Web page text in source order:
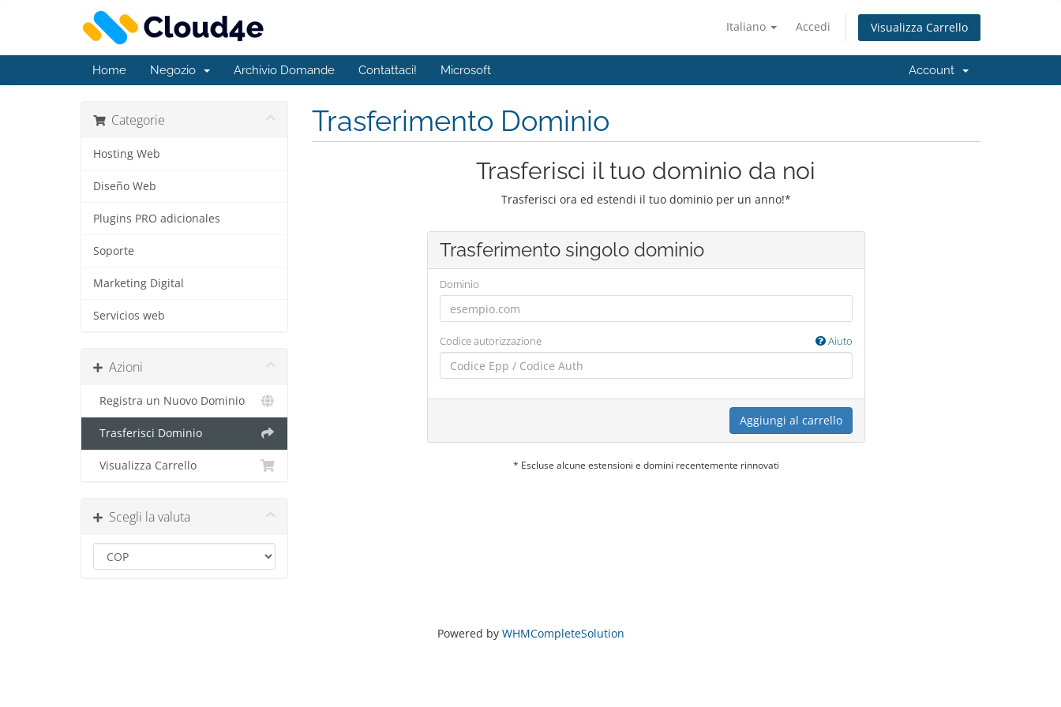
Italiano Accedi Visualizza Carrello
Home Negozio Archivio Domande Contattaci! Microsoft Account
Categorie
Hosting Web
Diseño Web
Plugins PRO adicionales
Soporte
Marketing Digital
Servicios web
Azioni
Registra un Nuovo Dominio
Trasferisci Dominio
Visualizza Carrello
Scegli la valuta
Trasferimento Dominio
Trasferisci il tuo dominio da noi
Trasferisci ora ed estendi il tuo dominio per un anno!*
Trasferimento singolo dominio
Dominio
Codice autorizzazione Aiuto
Aggiungi al carrello
* Escluse alcune estensioni e domini recentemente rinnovati
Powered by WHMCompleteSolution